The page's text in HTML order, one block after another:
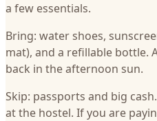
a few essentials.
Bring: water shoes,
mat), and a refillable bottle.
back in the afternoon sun.
Skip: passports and big
at the hostel. If you are